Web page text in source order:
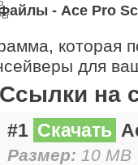
- Ace Pro
которая
для
Ссылки на
#1 Скачать
Размер: 10